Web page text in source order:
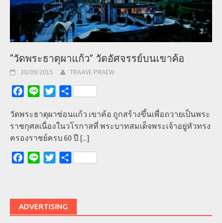
“วัดพระธาตุผาแก้ว” วัดอัศจรรย์บนเขาค้อ
30/09/2015 TRAAVE PRAEW
Facebook
Line TwitterShare
วัดพระธาตุผาซ่อนแก้ว เขาค้อ ถูกสร้างขึ้นเพื่อถวายเป็นพระ
ราชกุศลเนื่องในวโรกาสที่ พระบาทสมเด็จพระเจ้าอยู่หัวทรง
ครองราชย์ครบ 60 ปี [...]
Facebook
Line TwitterShare
ADVERTISING